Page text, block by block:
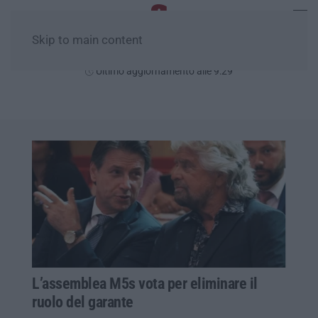
Skip to main content
Ultimo aggiornamento alle 9:29
L’assemblea M5s vota per eliminare il
ruolo del garante